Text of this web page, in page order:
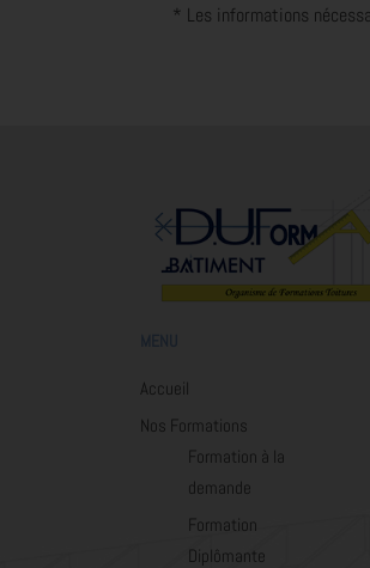
* Les informations
Accueil
Nos Formations
Formation à la
demande
Formation
Diplômante